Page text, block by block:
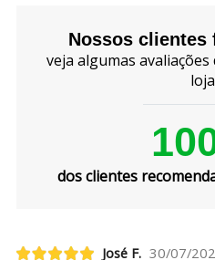
Nossos clientes
veja algumas
dos clientes
José F. 30/07/